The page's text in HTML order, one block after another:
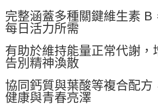
每筆NT$60，滿NT$599(含以上)免運費
付款後萊爾富取貨
每筆NT$60，滿NT$599(含以上)免運費
7-11付款取貨
每筆NT$60，滿NT$599(含以上)免運費
付款後7-11取貨
完整涵蓋多種關鍵維生素 B
每日活力所需
有助於維持能量正常代謝，
告別精神渙散
協同鈣質與葉酸等複合配方
健康與青春亮澤